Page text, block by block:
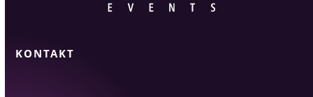
KONTAKT